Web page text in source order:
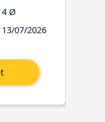
4 Ø
13/07/2026